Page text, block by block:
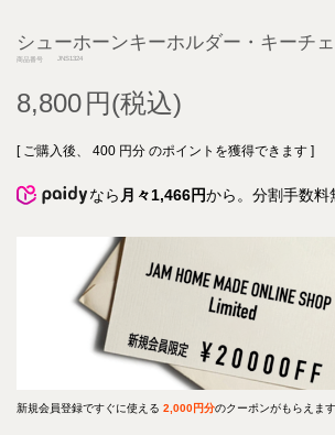
シューホーンキーホルダー・キーチ
商品番号 JNS1324
8,800
[ ご購入後、 400 円分 のポイントを獲得できます ]
なら 月々1,466円から。分割手数料
新規会員登録ですぐに使える 2,000円分のクーポンがもらえます